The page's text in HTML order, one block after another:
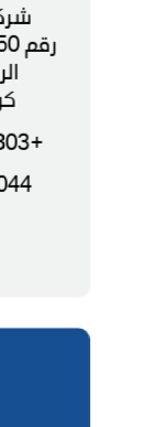
+917200012303 :رقم الهاتف
0262/22560357